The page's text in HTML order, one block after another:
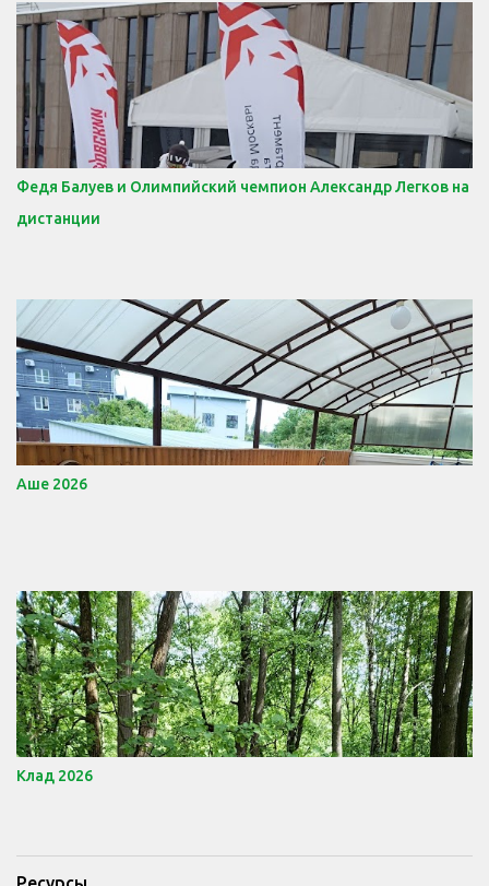
Федя Балуев и Олимпийский чемпион Александр Легков на
дистанции
Аше 2026
Клад 2026